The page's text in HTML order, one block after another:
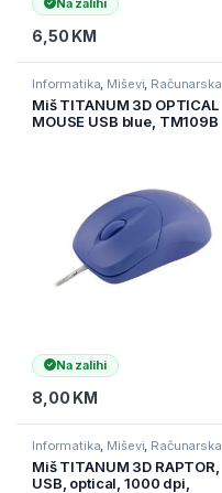
Na zalihi
6,50 KM
Informatika, Miševi, Računarska
periferija
Miš TITANUM 3D OPTICAL
MOUSE USB blue, TM109B
Na zalihi
8,00 KM
Informatika, Miševi, Računarska
periferija
Miš TITANUM 3D RAPTOR,
USB, optical, 1000 dpi,